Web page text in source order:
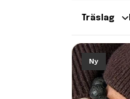
Träslag
Ny